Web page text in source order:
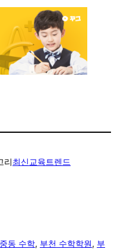
리최신교육트렌드
중동 수학, 부천 수학학원, 부